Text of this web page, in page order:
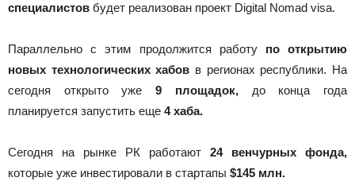
специалистов будет реализован проект Digital Nomad visa.
Параллельно с этим продолжится работу по открытию
новых технологических хабов в регионах республики. На
сегодня открыто уже9 площадок, до конца года
планируется запустить еще 4 хаба.
Сегодня на рынке РК работают 24 венчурных фонда,
которые уже инвестировали в стартапы $145 млн.